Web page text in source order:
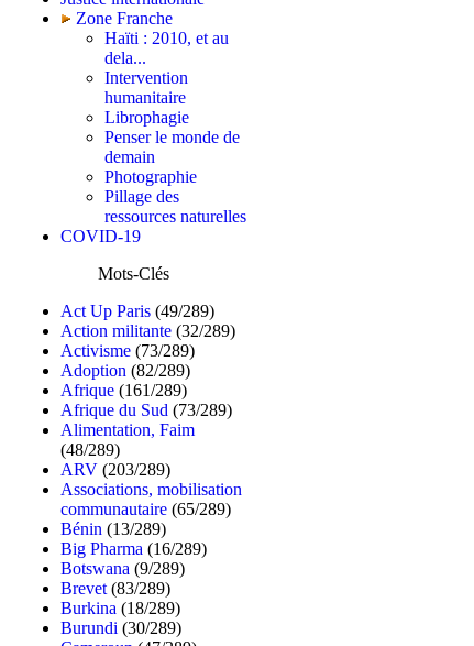
Zone Franche
Haïti : 2010, et au
dela...
Intervention
humanitaire
Librophagie
Penser le monde de
demain
Photographie
Pillage des
ressources naturelles
COVID-19
Mots-Clés
Act Up Paris (49/289)
Action militante (32/289)
Activisme (73/289)
Adoption (82/289)
Afrique (161/289)
Afrique du Sud (73/289)
Alimentation, Faim
(48/289)
ARV (203/289)
Associations, mobilisation
communautaire (65/289)
Bénin (13/289)
Big Pharma (16/289)
Botswana (9/289)
Brevet (83/289)
Burkina (18/289)
Burundi (30/289)